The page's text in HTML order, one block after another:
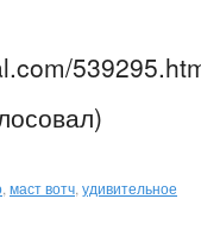
маст вотч удивительное